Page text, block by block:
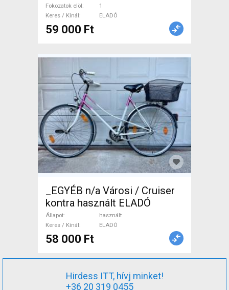
Fokozatok elöl
1
Keres / Kínál
ELADÓ
59 000 Ft
_EGYÉB n/a Városi / Cruiser
kontra használt ELADÓ
Állapot
használt
Keres / Kínál
ELADÓ
58 000 Ft
Hirdess ITT, hívj minket!
+36 20 319 0455